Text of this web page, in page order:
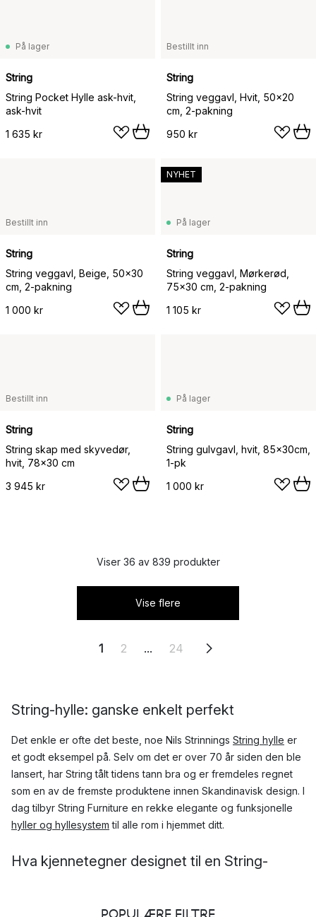
På lager
String
String Pocket Hylle ask-hvit,
ask-hvit
1 635 kr
Bestillt inn
String
String veggavl, Hvit, 50x20
cm, 2-pakning
950 kr
Bestillt inn
String
String veggavl, Beige, 50x30
cm, 2-pakning
1 000 kr
På lager
String
String veggavl, Mørkerød,
75x30 cm, 2-pakning
1 105 kr
NYHET
Bestillt inn
String
String skap med skyvedør,
hvit, 78x30 cm
3 945 kr
På lager
String
String gulvgavl, hvit, 85x30cm,
1-pk
1 000 kr
Viser 36 av 839 produkter
Vise flere
1 2 ... 24
String-hylle: ganske enkelt perfekt
Det enkle er ofte det beste, noe Nils Strinnings String hylle er
et godt eksempel på. Selv om det er over 70 år siden den ble
lansert, har String tålt tidens tann bra og er fremdeles regnet
som en av de fremste produktene innen Skandinavisk design. I
dag tilbyr String Furniture en rekke elegante og funksjonelle
hyller og hyllesystem til alle rom i hjemmet ditt.
Hva kjennetegner designet til en String-
String hylle er enkelt: to gavler; tre hyller.
POPULÆRE FILTRE